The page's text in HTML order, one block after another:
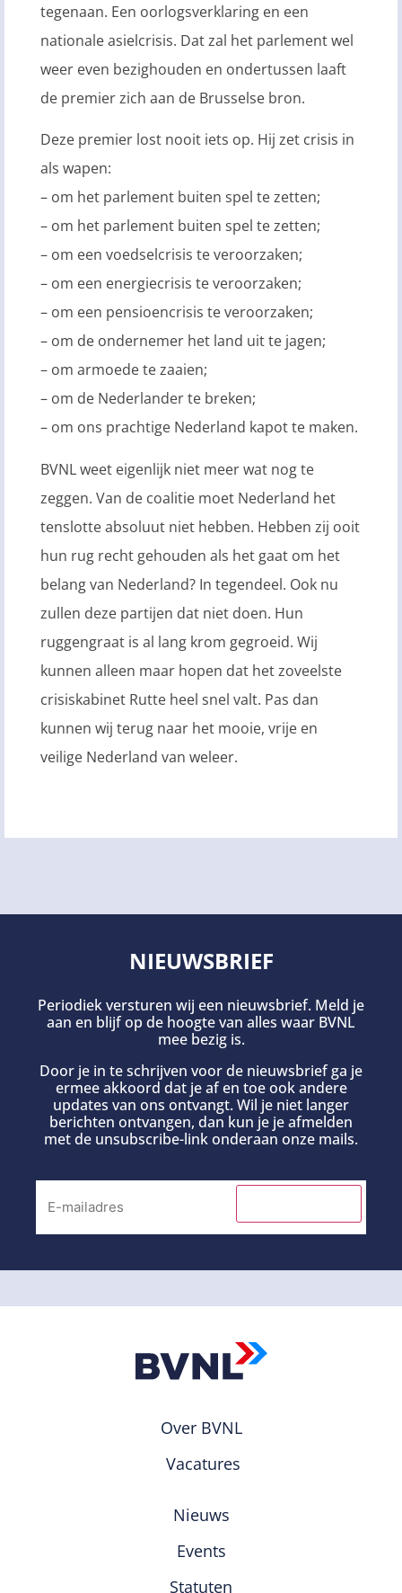
tegenaan. Een oorlogsverklaring en een
nationale asielcrisis. Dat zal het parlement wel
weer even bezighouden en ondertussen laaft
de premier zich aan de Brusselse bron.
Deze premier lost nooit iets op. Hij zet crisis in
als wapen:
– om het parlement buiten spel te zetten;
– om het parlement buiten spel te zetten;
– om een voedselcrisis te veroorzaken;
– om een energiecrisis te veroorzaken;
– om een pensioencrisis te veroorzaken;
– om de ondernemer het land uit te jagen;
– om armoede te zaaien;
– om de Nederlander te breken;
– om ons prachtige Nederland kapot te maken.
BVNL weet eigenlijk niet meer wat nog te
zeggen. Van de coalitie moet Nederland het
tenslotte absoluut niet hebben. Hebben zij ooit
hun rug recht gehouden als het gaat om het
belang van Nederland? In tegendeel. Ook nu
zullen deze partijen dat niet doen. Hun
ruggengraat is al lang krom gegroeid. Wij
kunnen alleen maar hopen dat het zoveelste
crisiskabinet Rutte heel snel valt. Pas dan
kunnen wij terug naar het mooie, vrije en
veilige Nederland van weleer.
NIEUWSBRIEF
Periodiek versturen wij een nieuwsbrief. Meld je
aan en blijf op de hoogte van alles waar BVNL
mee bezig is.
Door je in te schrijven voor de nieuwsbrief ga je
ermee akkoord dat je af en toe ook andere
updates van ons ontvangt. Wil je niet langer
berichten ontvangen, dan kun je je afmelden
met de unsubscribe-link onderaan onze mails.
Over BVNL
Vacatures
Nieuws
Events
Statuten